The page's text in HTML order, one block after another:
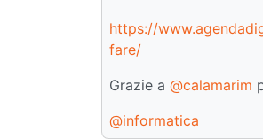
https://
fare/
Grazie a @calamarim
@informatica